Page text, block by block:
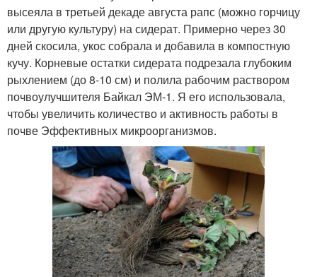
высеяла в третьей декаде августа рапс (можно горчицу
или другую культуру) на сидерат. Примерно через 30
дней скосила, укос собрала и добавила в компостную
кучу. Корневые остатки сидерата подрезала глубоким
рыхлением (до 8-10 см) и полила рабочим раствором
почвоулучшителя Байкал ЭМ-1. Я его использовала,
чтобы увеличить количество и активность работы в
почве Эффективных микроорганизмов.